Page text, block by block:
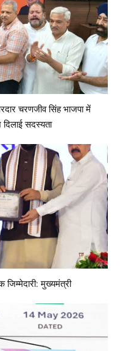
चरणजीव सिंह भाजपा में
दिलाई सदस्यता
जिम्मेदारी: मुख्यमंत्री